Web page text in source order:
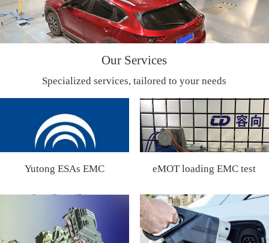
Our Services
Specialized services, tailored to your needs
Yutong ESAs EMC
eMOT loading EMC test